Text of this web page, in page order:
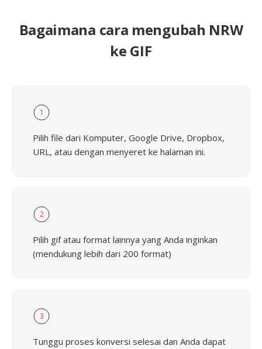
Bagaimana cara mengubah NRW
ke GIF
1
Pilih file dari Komputer, Google Drive, Dropbox,
URL, atau dengan menyeret ke halaman ini.
2
Pilih gif atau format lainnya yang Anda inginkan
(mendukung lebih dari 200 format)
3
Tunggu proses konversi selesai dan Anda dapat